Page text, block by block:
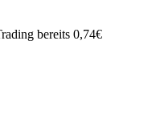
bereits 0,74€